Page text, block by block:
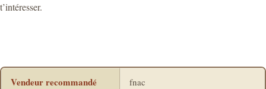
t’intéresser.
Vendeur recommandé fnac